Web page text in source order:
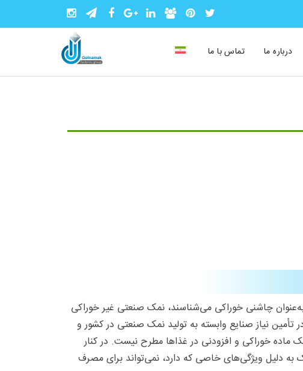
درباره ما تماس با ما
چاشنی خوراکی می‌شناسند، نمک صنعتی غیر خوراکی
نیاز صنایع وابسته به تولید نمک صنعتی در کشور و
ماده خوراکی و افزودنی در غذاها مطرح نیست. در کنار
دلیل ویژگی‌های خاصی که دارد، نمی‌تواند برای مصرف